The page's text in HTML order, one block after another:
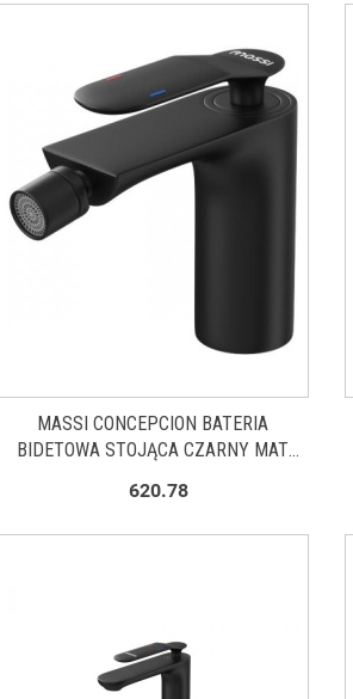
MASSI CONCEPCION BATERIA
BIDETOWA STOJĄCA CZARNY MAT
620.78